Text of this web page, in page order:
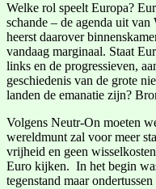
Welke rol speelt Europa?
schande – de agenda uit
heerst daarover
vandaag marginaal. Staat
links en de progressieven,
geschiedenis van de grote
landen de emanatie zijn?
Volgens Neutr-On moeten
wereldmunt zal voor meer
vrijheid en geen
Euro kijken. In het begin
tegenstand maar